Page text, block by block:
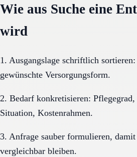
Wie aus Suche eine
wird
1. Ausgangslage schriftlich
gewünschte Versorgungsform.
2. Bedarf konkretisieren:
Situation, Kostenrahmen.
3. Anfrage sauber formulieren,
vergleichbar bleiben.